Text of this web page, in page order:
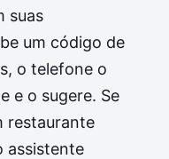
suas
um código de
o telefone o
e o sugere. Se
restaurante
assistente